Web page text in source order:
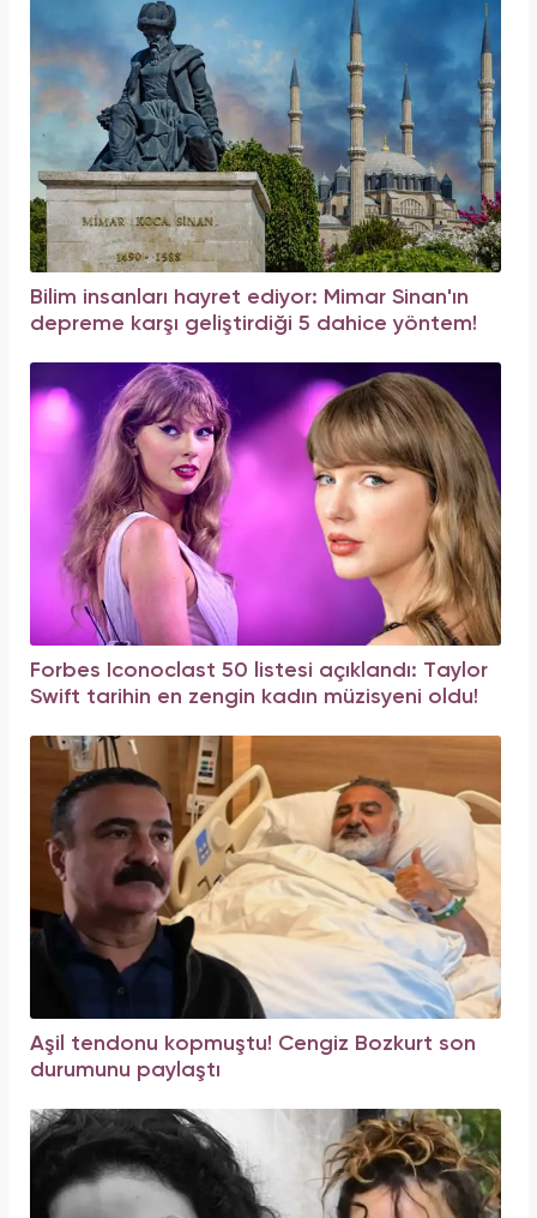
Bilim insanları hayret ediyor: Mimar Sinan'ın
depreme karşı geliştirdiği 5 dahice yöntem!
Forbes Iconoclast 50 listesi açıklandı: Taylor
Swift tarihin en zengin kadın müzisyeni oldu!
Aşil tendonu kopmuştu! Cengiz Bozkurt son
durumunu paylaştı